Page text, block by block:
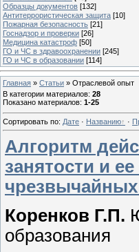
Образцы документов [132]
Антитеррористическая защита [10]
Пожарная безопасность [21]
Госнадзор и проверки [26]
Медицина катастроф [50]
ГО и ЧС в здравоохранении [245]
ГО и ЧС в образовании [114]
Главная » Статьи » Отраслевой опыт
В категории материалов: 28
Показано материалов: 1-25
Сортировать по: Дате · Названию ·
Алгоритм
занятости и
Коренков Г.П.
образования